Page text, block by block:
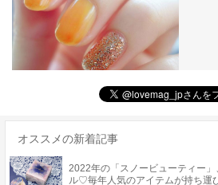
オススメの新着記事
2022年の「スノービューティー
ル♡毎年人気のアイテムが持ち運